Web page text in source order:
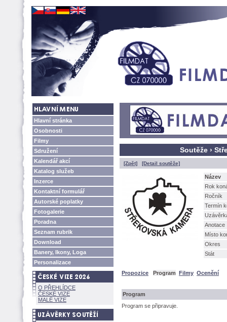
Hlavní stránka
Osobnosti
Filmy
Sdružení
Kalendář akcí
Katalog služeb
Inzerce
Kontaktní formulář
Autorské poplatky
Fotogalerie
Poradna
Seznam rubrik
Download
Banery, Ikony, Loga
Personalizace
O PŘEHLÍDCE
ČESKÉ VIZE
MALÉ VIZE
Soutěže ›
[Zpět] [Detail soutěže]
Název
Rok
Ročník
Termín
Anotace
Místo
Okres
Stát
Propozice Program Filmy Ocenění
Program
Program se připravuje.